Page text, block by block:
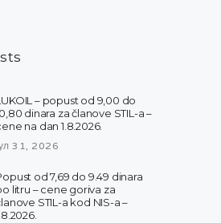
– popust od 9,00 do
dinara za članove STIL-a –
na dan 1.8.2026.
31, 2026
od 7,69 do 9.49 dinara
litru – cene goriva za
STIL-a kod NIS-a –